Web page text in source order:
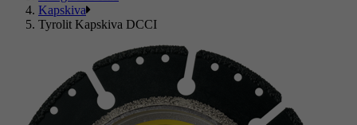
Kapskiva
Tyrolit Kapskiva DCCI